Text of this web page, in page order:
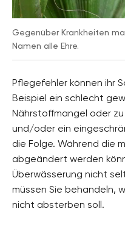
Gegenüber Krankheiten
Namen alle Ehre.
Pflegefehler können ihr
Beispiel ein schlecht
Nährstoffmangel oder
und/oder ein
die Folge. Während die
abgeändert werden
Überwässerung nicht
müssen Sie behandeln,
nicht absterben soll.